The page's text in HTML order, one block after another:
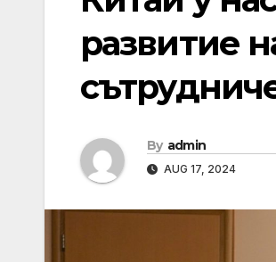
развитие
By admin
AUG 17, 2024